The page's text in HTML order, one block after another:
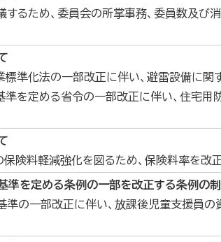
するため、委員会の所掌事務、委員数及び
準化法の一部改正に伴い、避雷設備に関
を定める省令の一部改正に伴い、住宅用
険料軽減強化を図るため、保険料率を改
を定める条例の一部を改正する条例の
準の一部改正に伴い、放課後児童支援員